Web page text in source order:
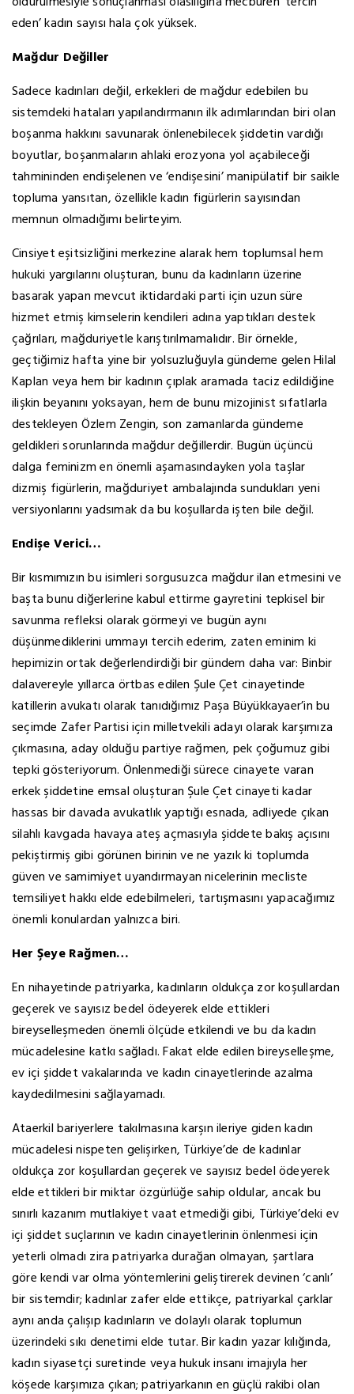
eden’ kadın sayısı hala çok yüksek.
Mağdur Değiller
Sadece kadınları değil, erkekleri de mağdur edebilen bu
sistemdeki hataları yapılandırmanın ilk adımlarından biri olan
boşanma hakkını savunarak önlenebilecek şiddetin vardığı
boyutlar, boşanmaların ahlaki erozyona yol açabileceği
tahmininden endişelenen ve ‘endişesini’ manipülatif bir saikle
topluma yansıtan, özellikle kadın figürlerin sayısından
memnun olmadığımı belirteyim.
Cinsiyet eşitsizliğini merkezine alarak hem toplumsal hem
hukuki yargılarını oluşturan, bunu da kadınların üzerine
basarak yapan mevcut iktidardaki parti için uzun süre
hizmet etmiş kimselerin kendileri adına yaptıkları destek
çağrıları, mağduriyetle karıştırılmamalıdır. Bir örnekle,
geçtiğimiz hafta yine bir yolsuzluğuyla gündeme gelen Hilal
Kaplan veya hem bir kadının çıplak aramada taciz edildiğine
ilişkin beyanını yoksayan, hem de bunu mizojinist sıfatlarla
destekleyen Özlem Zengin, son zamanlarda gündeme
geldikleri sorunlarında mağdur değillerdir. Bugün üçüncü
dalga feminizm en önemli aşamasındayken yola taşlar
dizmiş figürlerin, mağduriyet ambalajında sundukları yeni
versiyonlarını yadsımak da bu koşullarda işten bile değil.
Endişe Verici…
Bir kısmımızın bu isimleri sorgusuzca mağdur ilan etmesini ve
başta bunu diğerlerine kabul ettirme gayretini tepkisel bir
savunma refleksi olarak görmeyi ve bugün aynı
düşünmediklerini ummayı tercih ederim, zaten eminim ki
hepimizin ortak değerlendirdiği bir gündem daha var: Binbir
dalavereyle yıllarca örtbas edilen Şule Çet cinayetinde
katillerin avukatı olarak tanıdığımız Paşa Büyükkayaer’in bu
seçimde Zafer Partisi için milletvekili adayı olarak karşımıza
çıkmasına, aday olduğu partiye rağmen, pek çoğumuz gibi
tepki gösteriyorum. Önlenmediği sürece cinayete varan
erkek şiddetine emsal oluşturan Şule Çet cinayeti kadar
hassas bir davada avukatlık yaptığı esnada, adliyede çıkan
silahlı kavgada havaya ateş açmasıyla şiddete bakış açısını
pekiştirmiş gibi görünen birinin ve ne yazık ki toplumda
güven ve samimiyet uyandırmayan nicelerinin mecliste
temsiliyet hakkı elde edebilmeleri, tartışmasını yapacağımız
önemli konulardan yalnızca biri.
Her Şeye Rağmen…
En nihayetinde patriyarka, kadınların oldukça zor koşullardan
geçerek ve sayısız bedel ödeyerek elde ettikleri
bireyselleşmeden önemli ölçüde etkilendi ve bu da kadın
mücadelesine katkı sağladı. Fakat elde edilen bireyselleşme,
ev içi şiddet vakalarında ve kadın cinayetlerinde azalma
kaydedilmesini sağlayamadı.
Ataerkil bariyerlere takılmasına karşın ileriye giden kadın
mücadelesi nispeten gelişirken, Türkiye’de de kadınlar
oldukça zor koşullardan geçerek ve sayısız bedel ödeyerek
elde ettikleri bir miktar özgürlüğe sahip oldular, ancak bu
sınırlı kazanım mutlakiyet vaat etmediği gibi, Türkiye’deki ev
içi şiddet suçlarının ve kadın cinayetlerinin önlenmesi için
yeterli olmadı zira patriyarka durağan olmayan, şartlara
göre kendi var olma yöntemlerini geliştirerek devinen ‘canlı’
bir sistemdir; kadınlar zafer elde ettikçe, patriyarkal çarklar
aynı anda çalışıp kadınların ve dolaylı olarak toplumun
üzerindeki sıkı denetimi elde tutar. Bir kadın yazar kılığında,
kadın siyasetçi suretinde veya hukuk insanı imajıyla her
köşede karşımıza çıkan; patriyarkanın en güçlü rakibi olan